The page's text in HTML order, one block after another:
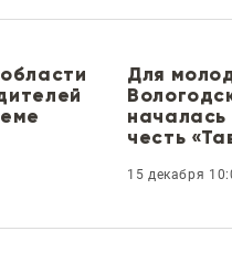
Для
началась
честь
15 декабря